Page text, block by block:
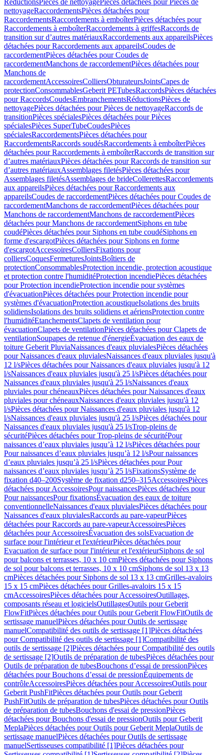
RéductionsPièces de nettoyagePièces détachées pour Pièces de
nettoyageRaccordementsPièces détachées pour
RaccordementsRaccordements à emboîterPièces détachées pour
Raccordements à emboîterRaccordements à griffesRaccords de
transition sur d’autres matériauxRaccordements aux appareilsPièces
détachées pour Raccordements aux appareilsCoudes de
raccordementPièces détachées pour Coudes de
raccordementManchons de raccordementPièces détachées pour
Manchons de
raccordementAccessoiresColliersObturateursJointsCapes de
protectionConsommablesGeberit PETubesRaccordsPièces détachées
pour RaccordsCoudesEmbranchementsRéductionsPièces de
nettoyagePièces détachées pour Pièces de nettoyageRaccords de
transitionPièces spécialesPièces détachées pour Pièces
spécialesPièces SuperTubeCoudesPièces
spécialesRaccordementsPièces détachées pour
RaccordementsRaccords soudésRaccordements à emboîterPièces
détachées pour Raccordements à emboîterRaccords de transition sur
d’autres matériauxPièces détachées pour Raccords de transition sur
d’autres matériauxAssemblages filetésPièces détachées pour
Assemblages filetésAssemblages de brideCollerettesRaccordements
aux appareilsPièces détachées pour Raccordements aux
appareilsCoudes de raccordementPièces détachées pour Coudes de
raccordementManchons de raccordementPièces détachées pour
Manchons de raccordementManchons de raccordementPièces
détachées pour Manchons de raccordementSiphons en tube
coudéPièces détachées pour Siphons en tube coudéSiphons en
forme d'escargotPièces détachées pour Siphons en forme
d'escargotAccessoiresColliersFixations pour
colliersCoquesFermeturesJointsBoîtiers de
protectionConsommablesProtection incendie, protection acoustique
et protection contre l'humiditéProtection incendiePièces détachées
pour Protection incendieProtection incendie pour systèmes
d'évacuationPièces détachées pour Protection incendie pour
systèmes d'évacuationProtection acoustiqueIsolations des bruits
solidiensIsolations des bruits solidiens et aériensProtection contre
l'humiditéEtanchementsClapets de ventilation pour
évacuationClapets de ventilationPièces détachées pour Clapets de
ventilationSoupapes de retenue d'énergieÉvacuation des eaux de
toiture Geberit PluviaNaissances d'eaux pluvialesPièces détachées
pour Naissances d'eaux pluvialesNaissances d'eaux pluviales jusqu'à
12 l/sPièces détachées pour Naissances d'eaux pluviales jusqu'à 12
l/sNaissances d'eaux pluviales jusqu'à 25 l/sPièces détachées pour
Naissances d'eaux pluviales jusqu'à 25 l/sNaissances d'eaux
pluviales pour chéneauxPièces détachées pour Naissances d'eaux
pluviales pour chéneauxNaissances d'eaux pluviales jusqu'à 12
l/sPièces détachées pour Naissances d'eaux pluviales jusqu'à 12
l/sNaissances d'eaux pluviales jusqu'à 25 l/sPièces détachées pour
Naissances d'eaux pluviales jusqu'à 25 l/sTrop-pleins de
sécuritéPièces détachées pour Trop-pleins de sécuritéPour
naissances d’eaux pluviales jusqu’à 12 l/sPièces détachées pour
Pour naissances d’eaux pluviales jusqu’à 12 l/sPour naissances
d’eaux pluviales jusqu’à 25 l/sPièces détachées pour Pour
naissances d’eaux pluviales jusqu’à 25 l/sFixationsSystème de
fixation d40–200Système de fixation d250–315AccessoiresPièces
détachées pour AccessoiresPour naissancesPièces détachées pour
Pour naissancesPour fixationsÉvacuation des eaux de toiture
conventionnelleNaissances d'eaux pluvialesPièces détachées pour
Naissances d'eaux pluvialesRaccords au pare-vapeurPièces
détachées pour Raccords au pare-vapeurAccessoiresPièces
détachées pour AccessoiresÉvacuation des solsEvacuation de
surface pour l'intérieur et l'extérieurPièces détachées pour
Evacuation de surface pour l'intérieur et l'extérieurSiphons de sol
pour balcons et terrasses, 10 x 10 cmPièces détachées pour Siphons
de sol pour balcons et terrasses, 10 x 10 cmSiphons de sol 13 x 13
cmPièces détachées pour Siphons de sol 13 x 13 cmGrilles-avaloirs
15 x 15 cmPièces détachées pour Grilles-avaloirs 15 x 15
cmAccessoiresPièces détachées pour AccessoiresOutillages,
composants réseau et logicielsOutillagesOutils pour Geberit
FlowFitPièces détachées pour Outils pour Geberit FlowFitOutils de
sertissage manuelPièces détachées pour Outils de sertissage
manuelCompatibilité des outils de sertissage [1]Pièces détachées
pour Compatibilité des outils de sertissage [1]Compatibilité des
outils de sertissage [2]Pièces détachées pour Compatibilité des outils
de sertissage [2]Outils de préparation de tubesPièces détachées pour
Outils de préparation de tubesBouchons d’essai de pressionPièces
détachées pour Bouchons d’essai de pressionÉquipements de
contrôleAccessoiresPièces détachées pour AccessoiresOutils pour
Geberit PushFitPièces détachées pour Outils pour Geberit
PushFitOutils de préparation de tubesPièces détachées pour Outils
de préparation de tubesBouchons d'essai de pressionPièces
détachées pour Bouchons d'essai de pressionOutils pour Geberit
MeplaPièces détachées pour Outils pour Geberit MeplaOutils de
sertissage manuelPièces détachées pour Outils de sertissage
manuelSertisseuses compatibilité [1]Pièces détachées pour